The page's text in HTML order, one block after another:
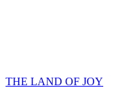
THE LAND OF JOY